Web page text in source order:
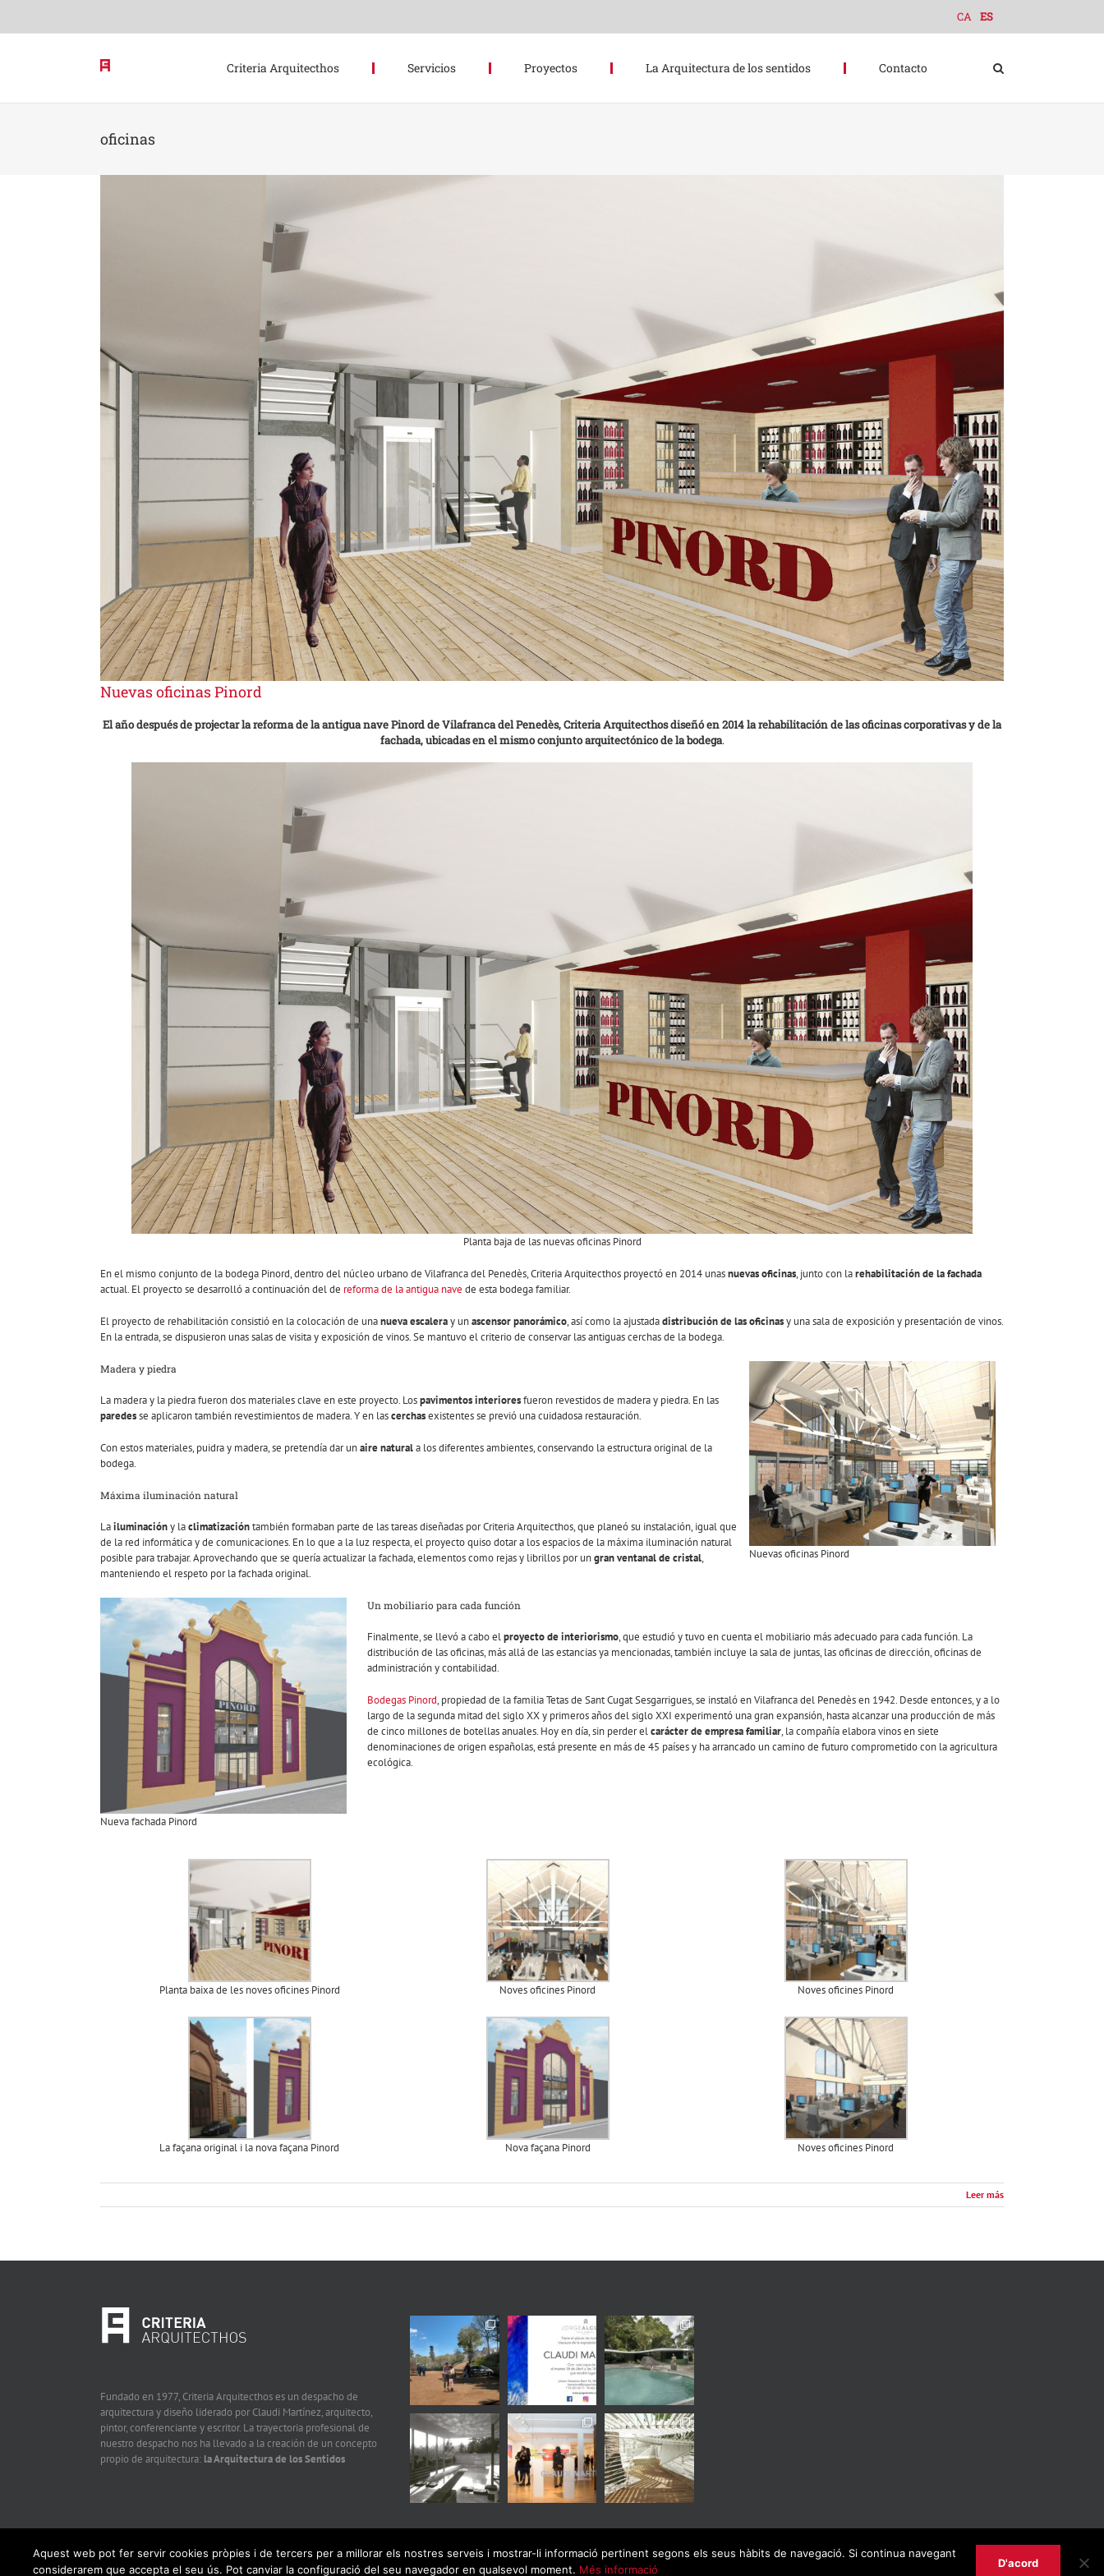
content
CA ES
Criteria Arquitecthos Servicios Proyectos La Arquitectura de los sentidos Contacto
oficinas
Nuevas oficinas Pinord
El año después de projectar la reforma de la antigua nave Pinord de Vilafranca del Penedès, Criteria Arquitecthos diseñó en 2014 la rehabilitación de las oficinas corporativas y de la
fachada, ubicadas en el mismo conjunto arquitectónico de la bodega.
Planta baja de las nuevas oficinas Pinord
En el mismo conjunto de la bodega Pinord, dentro del núcleo urbano de Vilafranca del Penedès, Criteria Arquitecthos proyectó en 2014 unasnuevas oficinas, junto con larehabilitación de la fachada
actual. El proyecto se desarrolló a continuación del de reforma de la antigua nave de esta bodega familiar.
El proyecto de rehabilitación consistió en la colocación de unanueva escaleray unascensor panorámico, así como la ajustadadistribución de las oficinasy una sala de exposición y presentación de vinos.
En la entrada, se dispusieron unas salas de visita y exposición de vinos. Se mantuvo el criterio de conservar las antiguas cerchas de la bodega.
Nuevas oficinas Pinord
Madera y piedra
La madera y la piedra fueron dos materiales clave en este proyecto. Lospavimentos interioresfueron revestidos de madera y piedra. En las
paredesse aplicaron también revestimientos de madera. Y en lascerchasexistentes se previó una cuidadosa restauración.
Con estos materiales, puidra y madera, se pretendía dar unaire naturala los diferentes ambientes, conservando la estructura original de la
bodega.
Máxima iluminación natural
Lailuminacióny laclimatizacióntambién formaban parte de las tareas diseñadas por Criteria Arquitecthos, que planeó su instalación, igual que
de la red informática y de comunicaciones. En lo que a la luz respecta, el proyecto quiso dotar a los espacios de la máxima iluminación natural
posible para trabajar. Aprovechando que se quería actualizar la fachada, elementos como rejas y librillos por ungran ventanal de cristal,
manteniendo el respeto por la fachada original.
Nueva fachada Pinord
Un mobiliario para cada función
Finalmente, se llevó a cabo elproyecto de interiorismo, que estudió y tuvo en cuenta el mobiliario más adecuado para cada función. La
distribución de las oficinas, más allá de las estancias ya mencionadas, también incluye la sala de juntas, las oficinas de dirección, oficinas de
administración y contabilidad.
Bodegas Pinord, propiedad de la familia Tetas de Sant Cugat Sesgarrigues, se instaló en Vilafranca del Penedès en 1942. Desde entonces, y a lo
largo de la segunda mitad del siglo XX y primeros años del siglo XXI experimentó una gran expansión, hasta alcanzar una producción de más
de cinco millones de botellas anuales. Hoy en día, sin perder elcarácter de empresa familiar, la compañía elabora vinos en siete
denominaciones de origen españolas, está presente en más de 45 países y ha arrancado un camino de futuro comprometido con la agricultura
ecológica.
Planta baixa de les noves oficines Pinord Noves oficines Pinord Noves oficines Pinord
La façana original i la nova façana Pinord Nova façana Pinord Noves oficines Pinord
Leer más
Fundado en 1977, Criteria Arquitecthos es un despacho de
arquitectura y diseño liderado por Claudi Martínez, arquitecto,
pintor, conferenciante y escritor. La trayectoria profesional de
nuestro despacho nos ha llevado a la creación de un concepto
propio de arquitectura: la Arquitectura de los Sentidos
Aquest web pot fer servir cookies pròpies i de tercers per a millorar els nostres serveis i mostrar-li informació pertinent segons els seus hàbits de navegació. Si continua navegant
considerarem que accepta el seu ús. Pot canviar la configuració del seu navegador en qualsevol moment. Més informació D'acord